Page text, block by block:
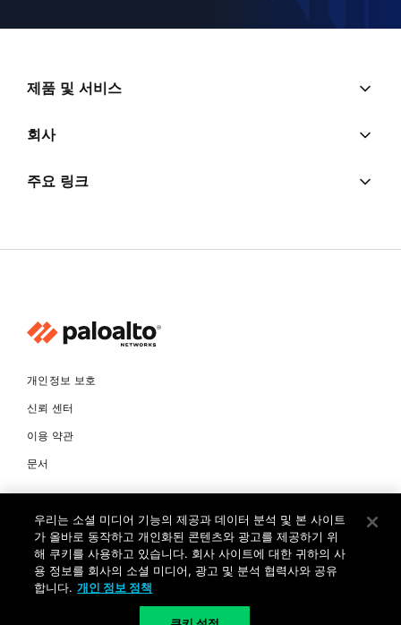
제품 및 서비스
회사
주요 링크
개인정보 보호
신뢰 센터
이용 약관
문서
Networks Korea, Ltd. All rights reserved. 여러 가지 상표에 대한
소유권은 각 소유자에게 있습니다. 사업자 등록번호: 120-87-72963.
대표자 : 제프리찰스트루 서울특별시 서초구 서초대로74길 4, 1층 (삼성
생명 서초타워) TEL: +82-2-568-4353
우리는 소셜 미디어 기능의 제공과 데이터 분석 및 본 사이트
가 올바로 동작하고 개인화된 콘텐츠와 광고를 제공하기 위
해 쿠키를 사용하고 있습니다. 회사 사이트에 대한 귀하의 사
용 정보를 회사의 소셜 미디어, 광고 및 분석 협력사와 공유
합니다. 개인 정보 정책